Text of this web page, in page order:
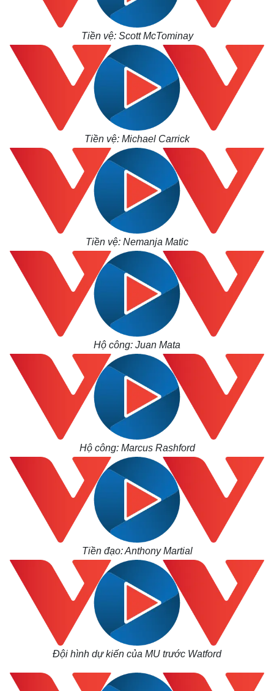
Khởi nghiệp
Thị trường
Giá vàng
Tiêu dùng
Tỷ giá
Chứng khoán
Giá cà phê
Tiền vệ: Scott McTominay
Tiền vệ: Michael Carrick
Tiền vệ: Nemanja Matic
Hộ công: Juan Mata
Hộ công: Marcus Rashford
Tiền đạo: Anthony Martial
Đội hình dự kiến của MU trước Watford